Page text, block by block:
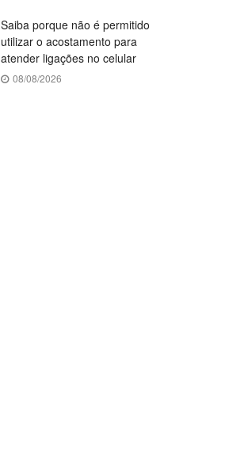
Saiba porque não é permitido
utilizar o acostamento para
atender ligações no celular
08/08/2026